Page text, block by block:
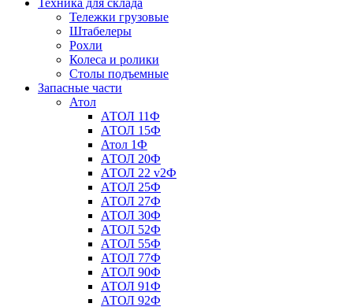
Тележки грузовые
Штабелеры
Рохли
Колеса и ролики
Столы подъемные
Запасные части
Атол
АТОЛ 11Ф
АТОЛ 15Ф
Атол 1Ф
АТОЛ 20Ф
АТОЛ 22 v2Ф
АТОЛ 25Ф
АТОЛ 27Ф
АТОЛ 30Ф
АТОЛ 52Ф
АТОЛ 55Ф
АТОЛ 77Ф
АТОЛ 90Ф
АТОЛ 91Ф
АТОЛ 92Ф